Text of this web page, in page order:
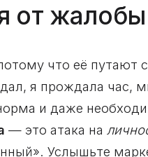
от жалобы
что её путают
я прождала час,
и даже
— это атака на
Услышьте